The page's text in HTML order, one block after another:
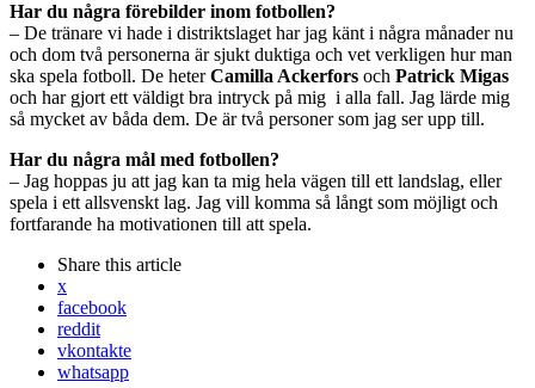
Har du några förebilder inom fotbollen?
– De tränare vi hade i distriktslaget har jag känt i några månader nu
och dom två personerna är sjukt duktiga och vet verkligen hur man
ska spela fotboll. De heterCamilla Ackerfors och Patrick Migas
och har gjort ett väldigt bra intryck på mig i alla fall. Jag lärde mig
så mycket av båda dem. De är två personer som jag ser upp till.
Har du några mål med fotbollen?
– Jag hoppas ju att jag kan ta mig hela vägen till ett landslag, eller
spela i ett allsvenskt lag. Jag vill komma så långt som möjligt och
fortfarande ha motivationen till att spela.
Share this article
x
facebook
reddit
vkontakte
whatsapp